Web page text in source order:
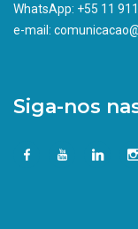
WhatsApp: +55 11
e-mail:
Siga-nos